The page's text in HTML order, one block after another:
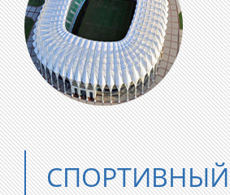
СПОРТИВНЫЙ